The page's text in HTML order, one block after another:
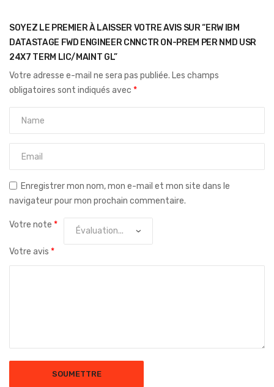
SOYEZ LE PREMIER À LAISSER VOTRE AVIS SUR “ERW IBM
DATASTAGE FWD ENGINEER CNNCTR ON-PREM PER NMD USR
24X7 TERM LIC/MAINT GL”
Votre adresse e-mail ne sera pas publiée. Les champs
obligatoires sont indiqués avec *
Enregistrer mon nom, mon e-mail et mon site dans le
navigateur pour mon prochain commentaire.
Votre note *
Votre avis *